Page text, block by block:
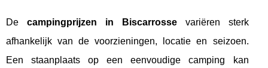
De campingprijzen in Biscarrossevariëren sterk
afhankelijk van de voorzieningen, locatie en seizoen.
Een staanplaats op een eenvoudige camping kan